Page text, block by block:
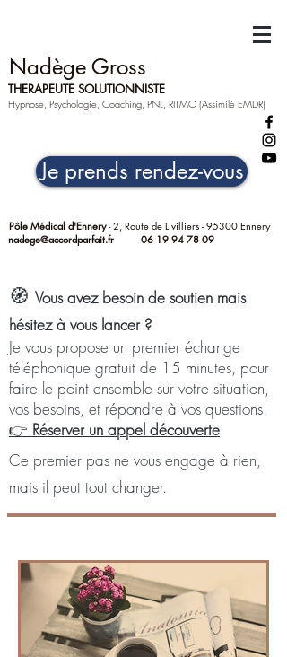
Nadège Gross
THERAPEUTE SOLUTIONNISTE
Hypnose, Psychologie, Coaching, PNL, RITMO (Assimilé EMDR)
Je prends rendez-vous
Pôle Médical d'Ennery- 2, Route de Livilliers - 95300 Ennery
06 19 94 78 09
nadege@accordparfait.fr
🧭 Vous avez besoin de soutien mais
hésitez à vous lancer ?
Je vous propose un premier échange
téléphonique gratuit de 15 minutes, pour
faire le point ensemble sur votre situation,
vos besoins, et répondre à vos questions.
👉 Réserver un appel découverte
Ce premier pas ne vous engage à rien,
mais il peut tout changer.